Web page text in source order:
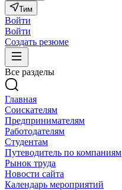
Тим
Войти
Войти
Создать резюме
Все разделы
Главная
Соискателям
Предпринимателям
Работодателям
Студентам
Путеводитель по компаниям
Рынок труда
Новости сайта
Календарь мероприятий